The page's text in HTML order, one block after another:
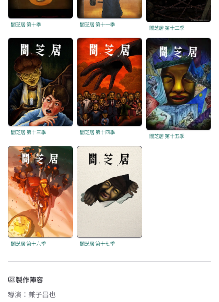
闇芝居 第十季 闇芝居 第十一季
闇芝居 第十二季
闇芝居 第十三季 闇芝居 第十四季
闇芝居 第十五季
闇芝居 第十六季 闇芝居 第十七季
製作陣容
導演 ： 兼子昌也